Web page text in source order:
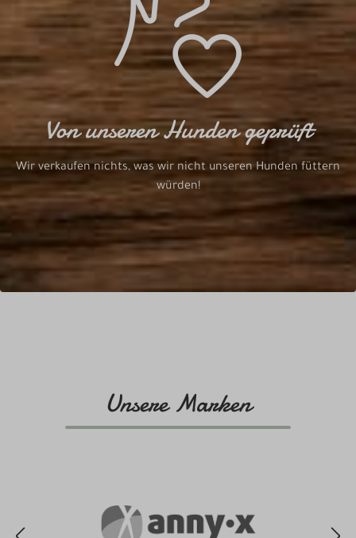
Von unseren Hunden geprüft
Wir verkaufen nichts, was wir nicht unseren Hunden füttern
würden!
Unsere Marken